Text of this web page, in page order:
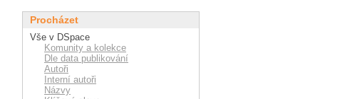
Procházet
Vše v DSpace
Komunity a kolekce
Dle data publikování
Autoři
Interní autoři
Názvy